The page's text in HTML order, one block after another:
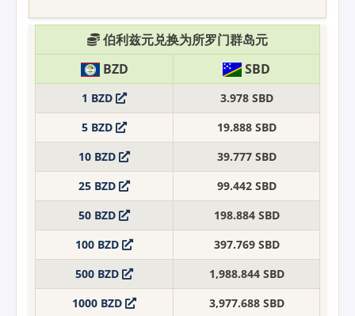
伯利兹元兑换为所罗门群岛元
BZD
SBD
1 BZD
3.978 SBD
5 BZD
19.888 SBD
10 BZD
39.777 SBD
25 BZD
99.442 SBD
50 BZD
198.884 SBD
100 BZD
397.769 SBD
500 BZD
1,988.844 SBD
1000 BZD
3,977.688 SBD